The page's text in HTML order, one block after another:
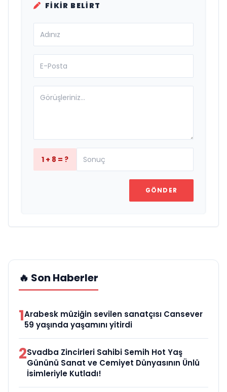
FIKIR BELIRT
1 + 8 = ?
GÖNDER
🔥 Son Haberler
1Arabesk müziğin sevilen sanatçısı Cansever
59 yaşında yaşamını yitirdi
2Svadba Zincirleri Sahibi Semih Hot Yaş
Gününü Sanat ve Cemiyet Dünyasının Ünlü
İsimleriyle Kutladı!